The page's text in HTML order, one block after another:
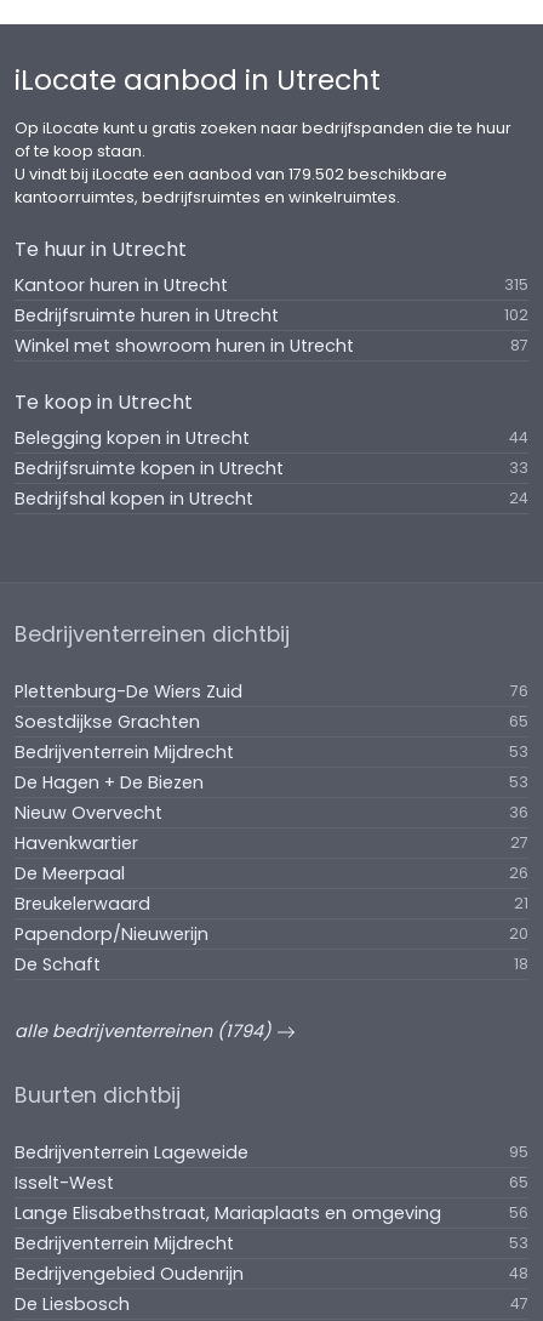
iLocate aanbod in Utrecht
Op iLocate kunt u gratis zoeken naar bedrijfspanden die te huur
of te koop staan.
U vindt bij iLocate een aanbod van 179.502 beschikbare
kantoorruimtes, bedrijfsruimtes en winkelruimtes.
Te huur in Utrecht
Kantoor huren in Utrecht 315
Bedrijfsruimte huren in Utrecht 102
Winkel met showroom huren in Utrecht 87
Te koop in Utrecht
Belegging kopen in Utrecht 44
Bedrijfsruimte kopen in Utrecht 33
Bedrijfshal kopen in Utrecht 24
Bedrijventerreinen dichtbij
Plettenburg-De Wiers Zuid 76
Soestdijkse Grachten 65
Bedrijventerrein Mijdrecht 53
De Hagen + De Biezen 53
Nieuw Overvecht 36
Havenkwartier 27
De Meerpaal 26
Breukelerwaard 21
Papendorp/Nieuwerijn 20
De Schaft 18
alle bedrijventerreinen (1794)
Buurten dichtbij
Bedrijventerrein Lageweide 95
Isselt-West 65
Lange Elisabethstraat, Mariaplaats en omgeving 56
Bedrijventerrein Mijdrecht 53
Bedrijvengebied Oudenrijn 48
De Liesbosch 47